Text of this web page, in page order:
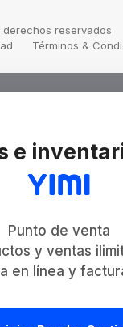
reservados
Términos &
e
Punto de venta
y ventas
en línea y